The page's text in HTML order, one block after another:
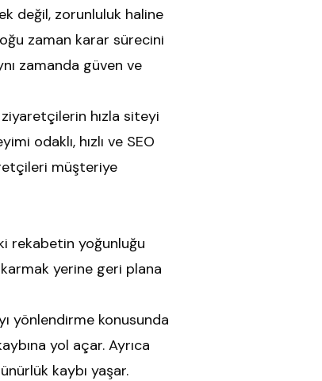
değil, zorunluluk haline
zaman karar sürecini
zamanda güven ve
hızla siteyi
odaklı, hızlı ve SEO
müşteriye
rekabetin yoğunluğu
yerine geri plana
yönlendirme konusunda
yol açar. Ayrıca
kaybı yaşar.